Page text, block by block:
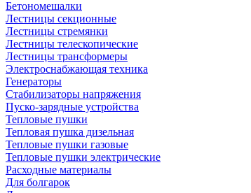
Бетономешалки
Лестницы секционные
Лестницы стремянки
Лестницы телескопические
Лестницы трансформеры
Электроснабжающая техника
Генераторы
Стабилизаторы напряжения
Пуско-зарядные устройства
Тепловые пушки
Тепловая пушка дизельная
Тепловые пушки газовые
Тепловые пушки электрические
Расходные материалы
Для болгарок